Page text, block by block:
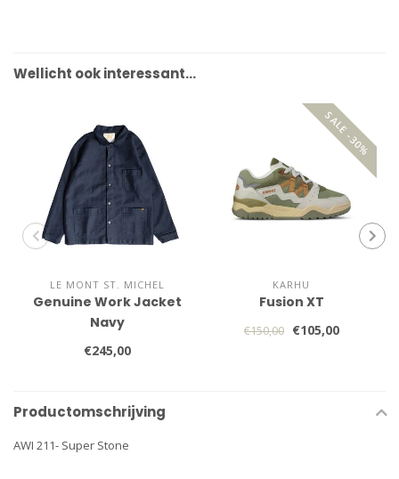
Wellicht ook interessant…
LE MONT ST. MICHEL
Genuine Work Jacket
Navy
€245,00
SALE -30%
KARHU
Fusion XT
€150,00 €105,00
Productomschrijving
AWI 211- Super Stone